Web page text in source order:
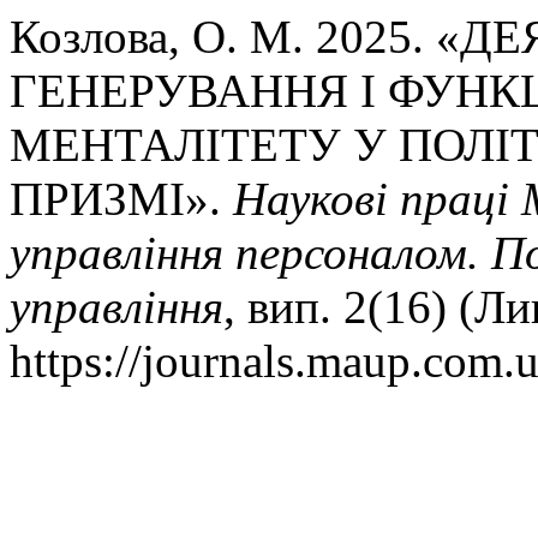
Козлова, О. М. 2025.
ГЕНЕРУВАННЯ І
МЕНТАЛІТЕТУ У
ПРИЗМІ». Наукові праці
управління персоналом.
управління, вип. 2(16)
https://